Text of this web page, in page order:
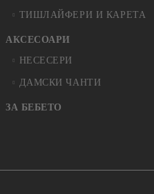
ТИШЛАЙФЕРИ И КАРЕТА
АКСЕСОАРИ
НЕСЕСЕРИ
ДАМСКИ ЧАНТИ
ЗА БЕБЕТО